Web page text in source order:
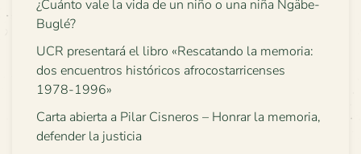
¿Cuánto vale la vida de un niño o una niña Ngäbe-
Buglé?
UCR presentará el libro «Rescatando la memoria:
dos encuentros históricos afrocostarricenses
1978-1996»
Carta abierta a Pilar Cisneros – Honrar la memoria,
defender la justicia